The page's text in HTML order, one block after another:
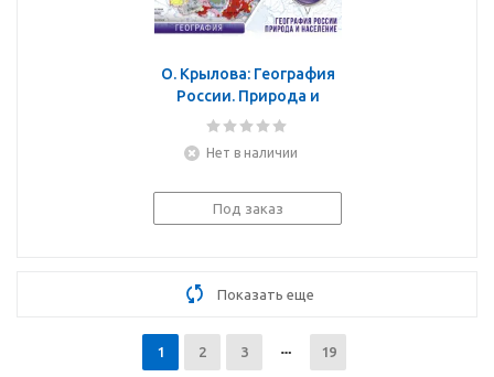
О. Крылова: География
России. Природа и
население. 8 класс.
сборник задач. ФГОС (с
Нет в наличии
Под заказ
Показать еще
1 2 3 19